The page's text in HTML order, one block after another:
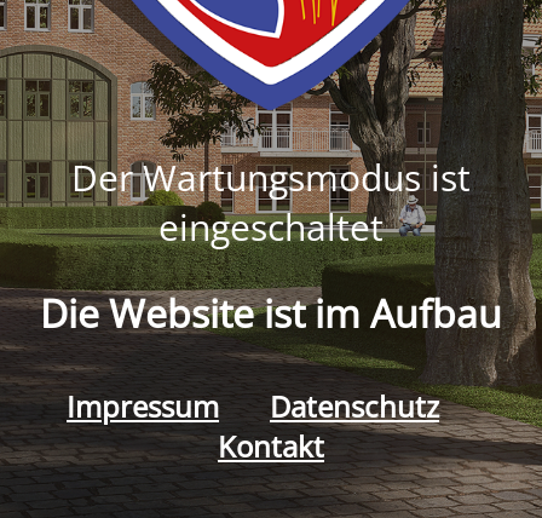
Der Wartungsmodus ist
eingeschaltet
Die Website ist im Aufbau
Impressum
Datenschutz
Kontakt